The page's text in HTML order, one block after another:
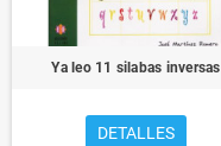
Ya leo 11 silabas inversas
DETALLES